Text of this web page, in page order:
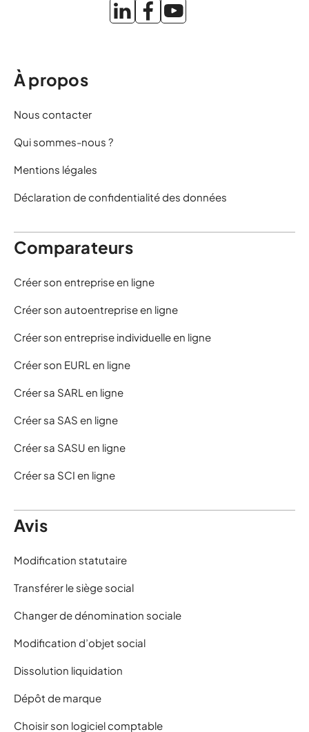
À propos
Nous contacter
Qui sommes-nous ?
Mentions légales
Déclaration de confidentialité des données
Comparateurs
Créer son entreprise en ligne
Créer son autoentreprise en ligne
Créer son entreprise individuelle en ligne
Créer son EURL en ligne
Créer sa SARL en ligne
Créer sa SAS en ligne
Créer sa SASU en ligne
Créer sa SCI en ligne
Avis
Modification statutaire
Transférer le siège social
Changer de dénomination sociale
Modification d’objet social
Dissolution liquidation
Dépôt de marque
Choisir son logiciel comptable